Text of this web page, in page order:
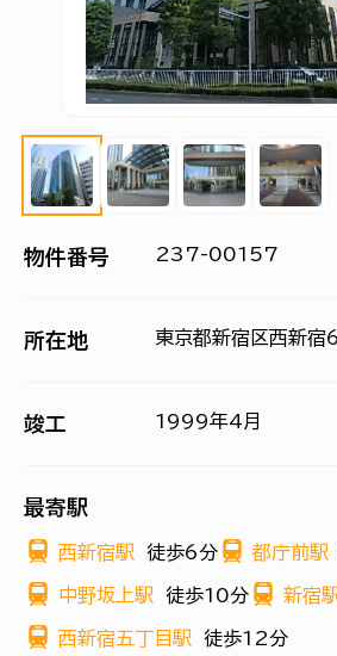
物件番号 237-00157
所在地 東京都新宿区西新
竣工 1999年4月
最寄駅
西新宿駅 徒歩6分 都庁前駅
中野坂上駅 徒歩10分 新宿
西新宿五丁目駅 徒歩12分